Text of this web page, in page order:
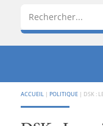
ACCUEIL | POLITIQUE| DSK :